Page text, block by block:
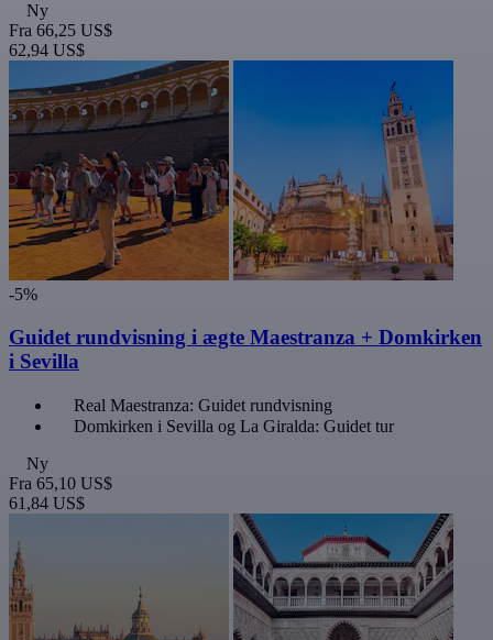
Ny
Fra 66,25 US$
62,94 US$
-5%
Guidet rundvisning i ægte Maestranza + Domkirken
i Sevilla
Real Maestranza: Guidet rundvisning
Domkirken i Sevilla og La Giralda: Guidet tur
Ny
Fra 65,10 US$
61,84 US$